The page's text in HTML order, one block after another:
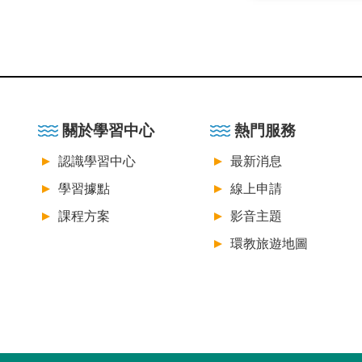
關於學習中心
認識學習中心
學習據點
課程方案
熱門服務
最新消息
線上申請
影音主題
環教旅遊地圖